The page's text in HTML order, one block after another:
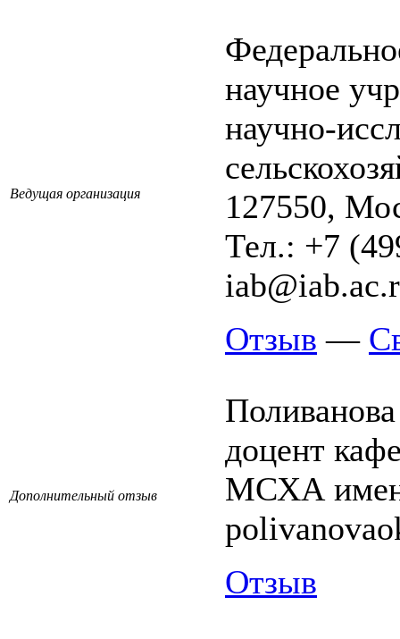
Ведущая организация
научное
научно-
127550,
Тел.: +7
Отзыв —
Дополнительный отзыв
доцент
МСХА
Отзыв